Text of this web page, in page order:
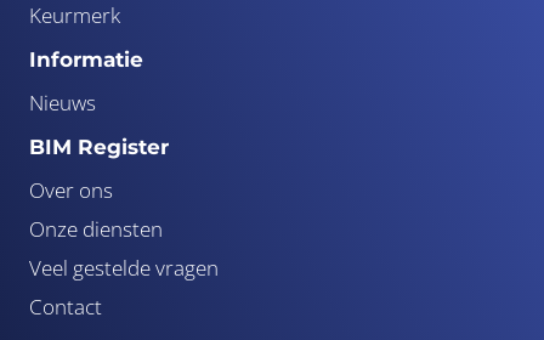
Keurmerk
Informatie
Nieuws
BIM Register
Over ons
Onze diensten
Veel gestelde vragen
Contact